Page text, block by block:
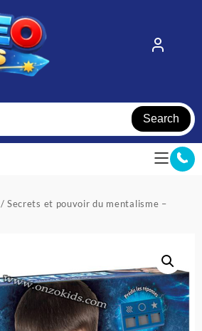
Search
/ Secrets et pouvoir du mentalisme –